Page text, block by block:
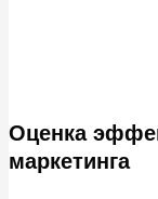
Оценка
маркетинга